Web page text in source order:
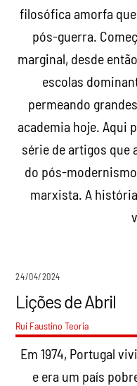
filosófica amorfa
pós-guerra.
marginal, desde
escolas
permeando
academia hoje. Aqui
série de artigos que
do pós-
marxista. A
24/04/2024
Lições de Abril
Rui Faustino Teoria
Em 1974, Portugal
e era um país